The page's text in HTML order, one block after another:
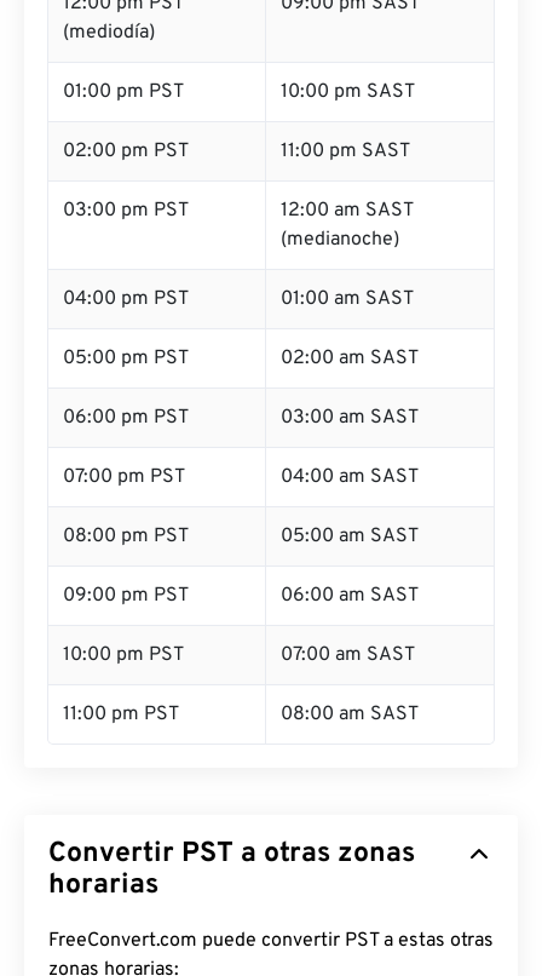
(mediodía)
01:00 pm PST 10:00 pm SAST
02:00 pm PST 11:00 pm SAST
03:00 pm PST
12:00 am SAST
(medianoche)
04:00 pm PST 01:00 am SAST
05:00 pm PST 02:00 am SAST
06:00 pm PST 03:00 am SAST
07:00 pm PST 04:00 am SAST
08:00 pm PST 05:00 am SAST
09:00 pm PST 06:00 am SAST
10:00 pm PST 07:00 am SAST
11:00 pm PST 08:00 am SAST
Convertir PST a otras zonas
horarias
FreeConvert.com puede convertir PST a estas otras
zonas horarias: